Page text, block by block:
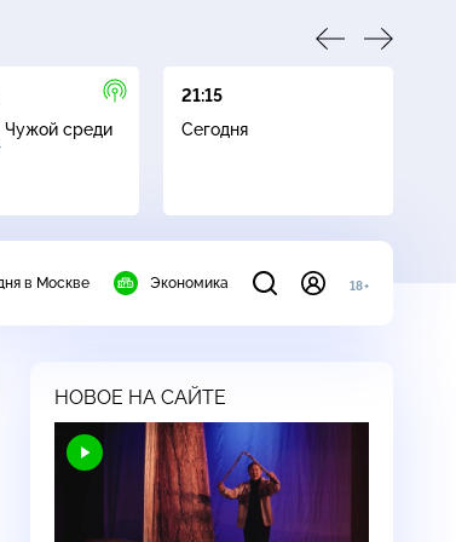
Чужой среди
21:15
Сегодня
в Москве Экономика 18+
НОВОЕ НА САЙТЕ